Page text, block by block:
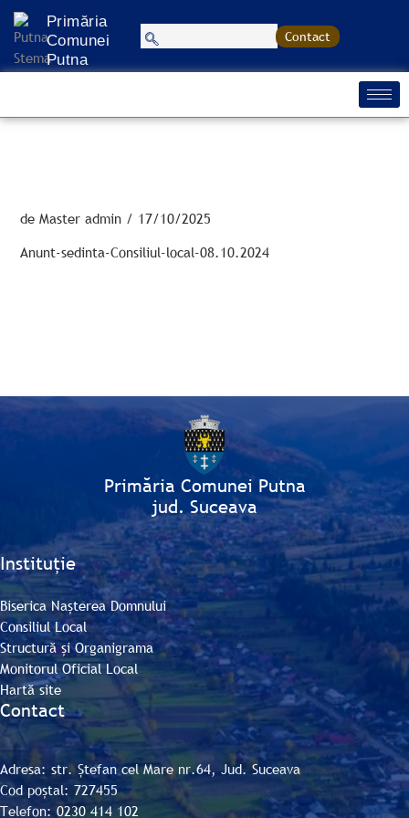
Treci
conținut
Primăria
Comunei
Putna
Contact
deMaster admin / 17/10/2025
Anunt-sedinta-Consiliul-local-08.10.2024
Primăria Comunei Putna
jud. Suceava
Instituție
Biserica Nașterea Domnului
Consiliul Local
Structură și Organigrama
Monitorul Oficial Local
Hartă site
Contact
Adresa: str. Ștefan cel Mare nr.64, Jud. Suceava
Cod poștal: 727455
Telefon: 0230 414 102